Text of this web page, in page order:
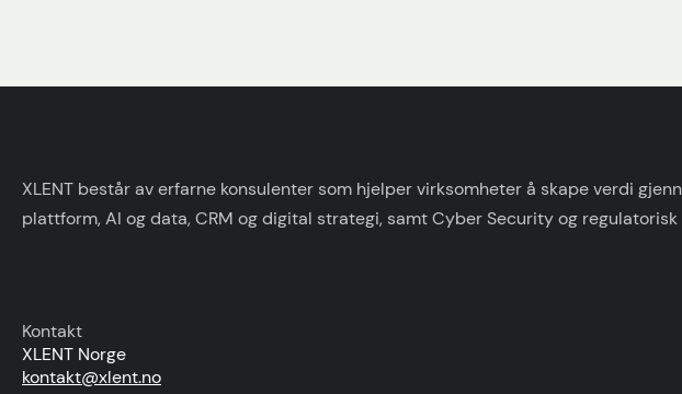
XLENT består av erfarne konsulenter som hjelper virksomheter å skape verdi
plattform, AI og data, CRM og digital strategi, samt Cyber Security og
Kontakt
XLENT Norge
kontakt@xlent.no